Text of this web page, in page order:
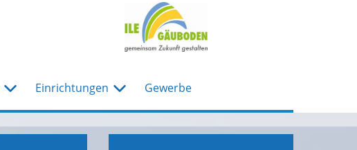
Einrichtungen Gewerbe